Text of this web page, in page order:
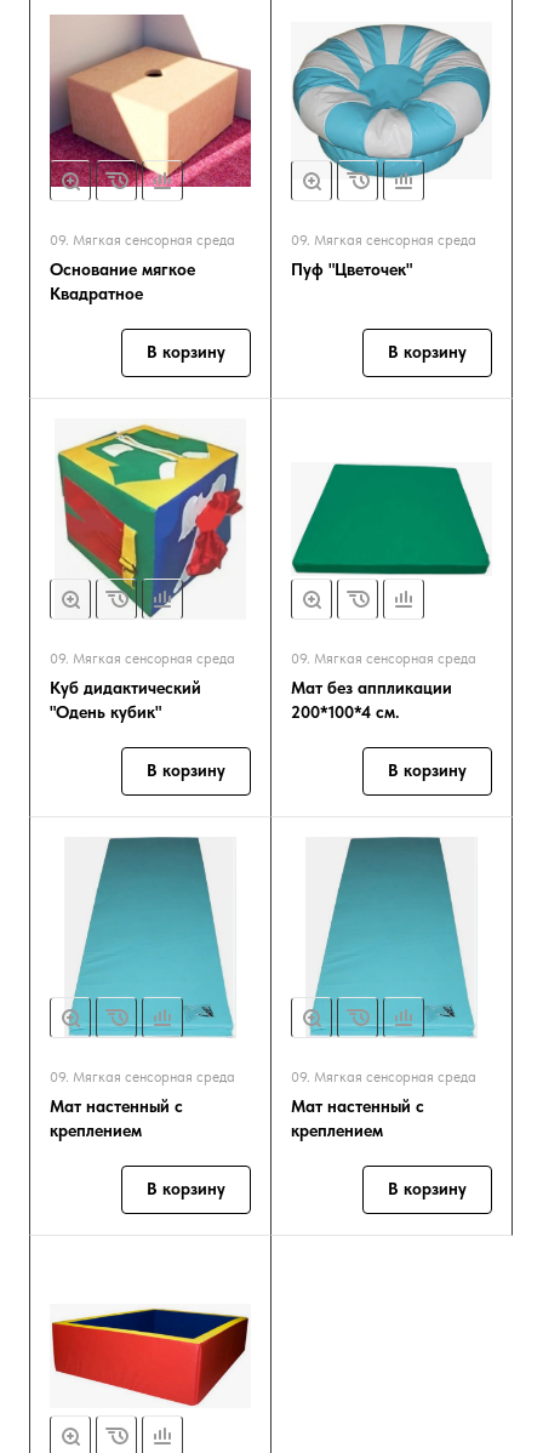
09. Мягкая сенсорная среда
Основание мягкое
Квадратное
В корзину
09. Мягкая сенсорная среда
Пуф "Цветочек"
В корзину
09. Мягкая сенсорная среда
Куб дидактический
"Одень кубик"
В корзину
09. Мягкая сенсорная среда
Мат без аппликации
200*100*4 см.
В корзину
09. Мягкая сенсорная среда
Мат настенный с
креплением
В корзину
09. Мягкая сенсорная среда
Мат настенный с
креплением
В корзину